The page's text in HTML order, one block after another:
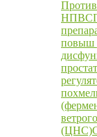
НПВС
повыш
(ЦНС)